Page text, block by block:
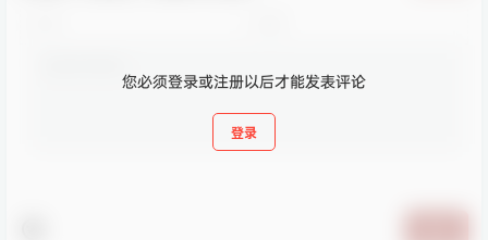
您必须登录或注册以后才能发表评论
登录